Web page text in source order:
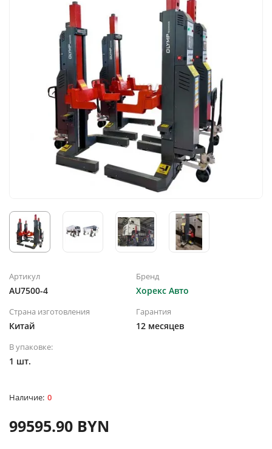
Артикул
AU7500-4
Бренд
Хорекс Авто
Страна изготовления
Китай
Гарантия
12 месяцев
В упаковке:
1 шт.
0
99595.90 BYN